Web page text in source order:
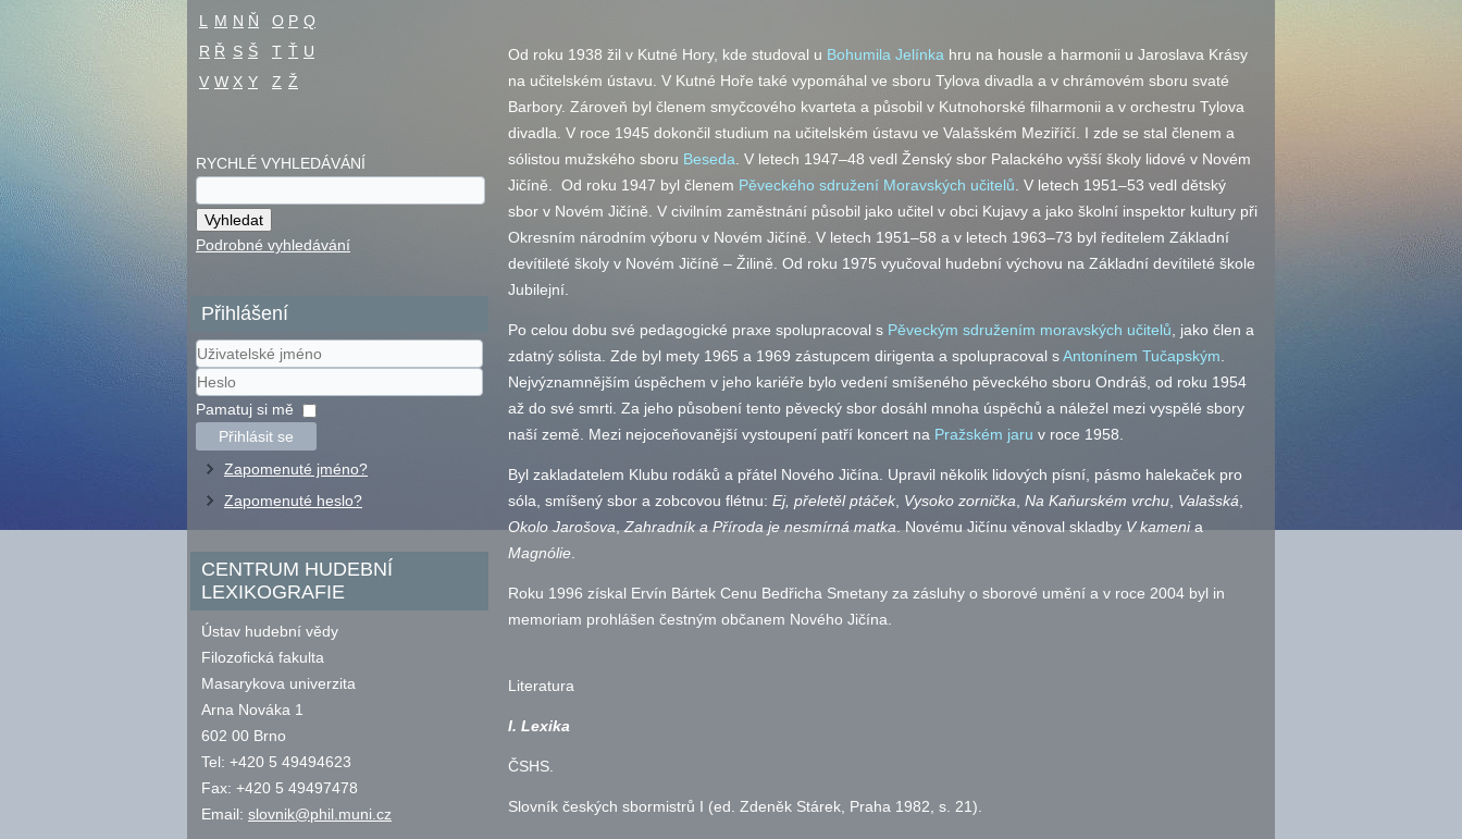
L
M N Ň O P Q
R Ř S Š T Ť U
V W X Y Z Ž
RYCHLÉ VYHLEDÁVÁNÍ
Podrobné vyhledávání
Přihlášení
Uživatelské
jméno
Heslo
Pamatuj si mě
Přihlásit se
Zapomenuté jméno?
Zapomenuté heslo?
CENTRUM HUDEBNÍ
LEXIKOGRAFIE
Ústav hudební vědy
Filozofická fakulta
Masarykova univerzita
Arna Nováka 1
602 00 Brno
Tel: +420 5 49494623
Fax: +420 5 49497478
Email: slovnik@phil.muni.cz
Od roku 1938 žil v Kutné Hory, kde studoval u Bohumila Jelínka hru na housle a harmonii u Jaroslava Krásy
na učitelském ústavu. V Kutné Hoře také vypomáhal ve sboru Tylova divadla a v chrámovém sboru svaté
Barbory. Zároveň byl členem smyčcového kvarteta a působil v Kutnohorské filharmonii a v orchestru Tylova
divadla. V roce 1945 dokončil studium na učitelském ústavu ve Valašském Meziříčí. I zde se stal členem a
sólistou mužského sboru Beseda . V letech 1947–48 vedl Ženský sbor Palackého vyšší školy lidové v Novém
Jičíně. Od roku 1947 byl členem Pěveckého sdružení Moravských učitelů . V letech 1951–53 vedl dětský
sbor v Novém Jičíně. V civilním zaměstnání působil jako učitel v obci Kujavy a jako školní inspektor kultury při
Okresním národním výboru v Novém Jičíně. V letech 1951–58 a v letech 1963–73 byl ředitelem Základní
devítileté školy v Novém Jičíně – Žilině. Od roku 1975 vyučoval hudební výchovu na Základní devítileté škole
Jubilejní.
Po celou dobu své pedagogické praxe spolupracoval s Pěveckým sdružením moravských učitelů , jako člen a
zdatný sólista. Zde byl mety 1965 a 1969 zástupcem dirigenta a spolupracoval sAntonínem Tučapským
Nejvýznamnějším úspěchem v jeho kariéře bylo vedení smíšeného pěveckého sboru Ondráš, od roku 1954
až do své smrti. Za jeho působení tento pěvecký sbor dosáhl mnoha úspěchů a náležel mezi vyspělé sbory
naší země. Mezi nejoceňovanější vystoupení patří koncert na Pražském jaru v roce 1958.
Byl zakladatelem Klubu rodáků a přátel Nového Jičína. Upravil několik lidových písní, pásmo halekaček pro
sóla, smíšený sbor a zobcovou flétnu: Ej, přeletěl ptáček Vysoko zornička Na Kaňurském vrchu Valašská
Okolo Jarošova,Zahradník a Příroda je nesmírná matka. Novému Jičínu věnoval skladbyV kamenia
Magnólie
Roku 1996 získal Ervín Bártek Cenu Bedřicha Smetany za zásluhy o sborové umění a v roce 2004 byl in
memoriam prohlášen čestným občanem Nového Jičína.
Literatura
I. Lexika
ČSHS
Slovník českých sbormistrů I (ed. Zdeněk Stárek, Praha 1982, s. 21).